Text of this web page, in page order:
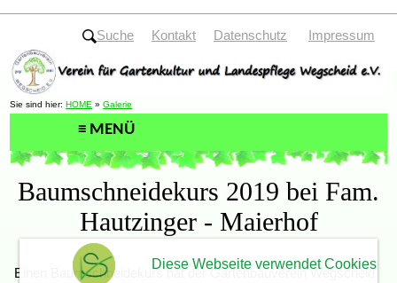
Sie sind hier:HOME »Galerie
Baumschneidekurs 2019 bei Fam.
Hautzinger - Maierhof
Einen Baumschneidekurs hat der Gartenbauverein Wegscheid
Suche Kontakt Datenschutz Impressum
Diese Webseite verwendet Cookies